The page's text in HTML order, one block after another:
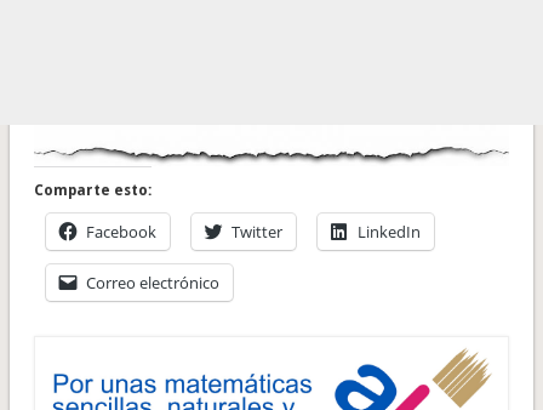
Comparte esto:
Facebook Twitter LinkedIn
Correo electrónico